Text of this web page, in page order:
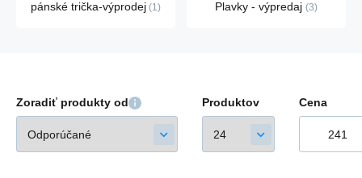
pánské trička-výprodej 1 Plavky - výpredaj 3
Zoradiť produkty od Produktov Cena